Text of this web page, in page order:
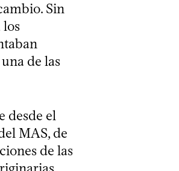
Sin
los
de las
desde el
MAS, de
de las